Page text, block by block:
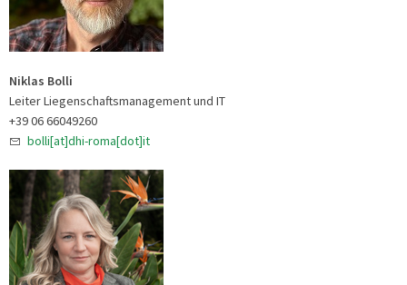
Niklas Bolli
Leiter Liegenschaftsmanagement und IT
+39 06 66049260
bolli[at]dhi-roma[dot]it